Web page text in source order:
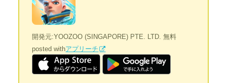
開発元:YOOZOO (SINGAPORE) PTE. LTD. 無料
posted withアプリーチ